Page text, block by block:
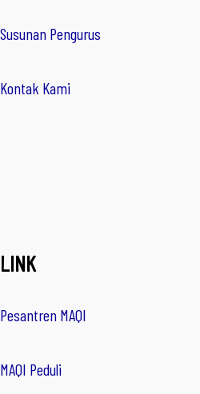
Susunan Pengurus
Kontak Kami
LINK
Pesantren MAQI
MAQI Peduli